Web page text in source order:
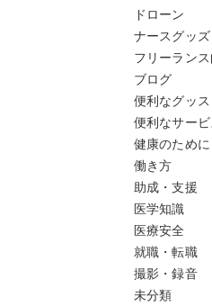
ドローン
ナースグッズ
フリーラン
ブログ
便利なグッス
便利なサービ
健康のために
働き方
助成・支援
医学知識
医療安全
就職・転職
撮影・録音
未分類